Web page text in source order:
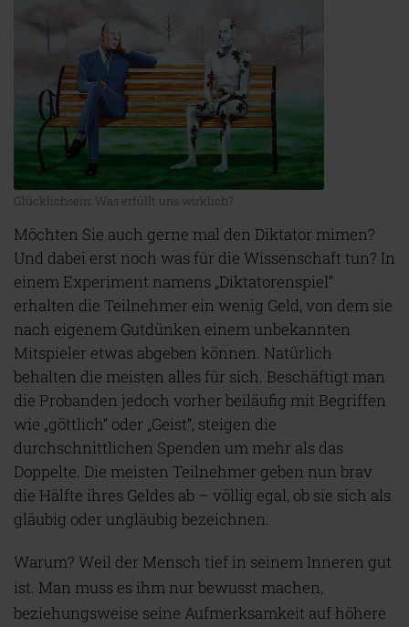
Glücklichsein: Was erfüllt uns wirklich?
Möchten Sie auch gerne mal den Diktator mimen?
Und dabei erst noch was für die Wissenschaft tun? In
einem Experiment namens „Diktatorenspiel“
erhalten die Teilnehmer ein wenig Geld, von dem sie
nach eigenem Gutdünken einem unbekannten
Mitspieler etwas abgeben können. Natürlich
behalten die meisten alles für sich. Beschäftigt man
die Probanden jedoch vorher beiläufig mit Begriffen
wie „göttlich“ oder „Geist“, steigen die
durchschnittlichen Spenden um mehr als das
Doppelte. Die meisten Teilnehmer geben nun brav
die Hälfte ihres Geldes ab – völlig egal, ob sie sich als
gläubig oder ungläubig bezeichnen.
Warum? Weil der Mensch tief in seinem Inneren gut
ist. Man muss es ihm nur bewusst machen,
beziehungsweise seine Aufmerksamkeit auf höhere